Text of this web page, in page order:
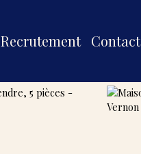
Recrutement Contact